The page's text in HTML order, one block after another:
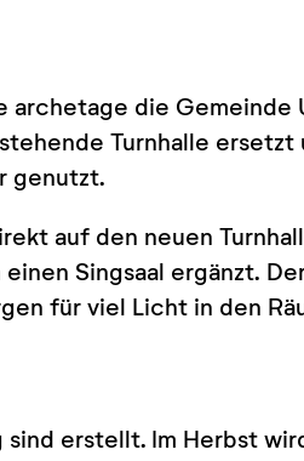
archetage die Gemeinde
Turnhalle
genutzt.
auf den neuen
Singsaal ergänzt.
für viel Licht in den
erstellt. Im Herbst